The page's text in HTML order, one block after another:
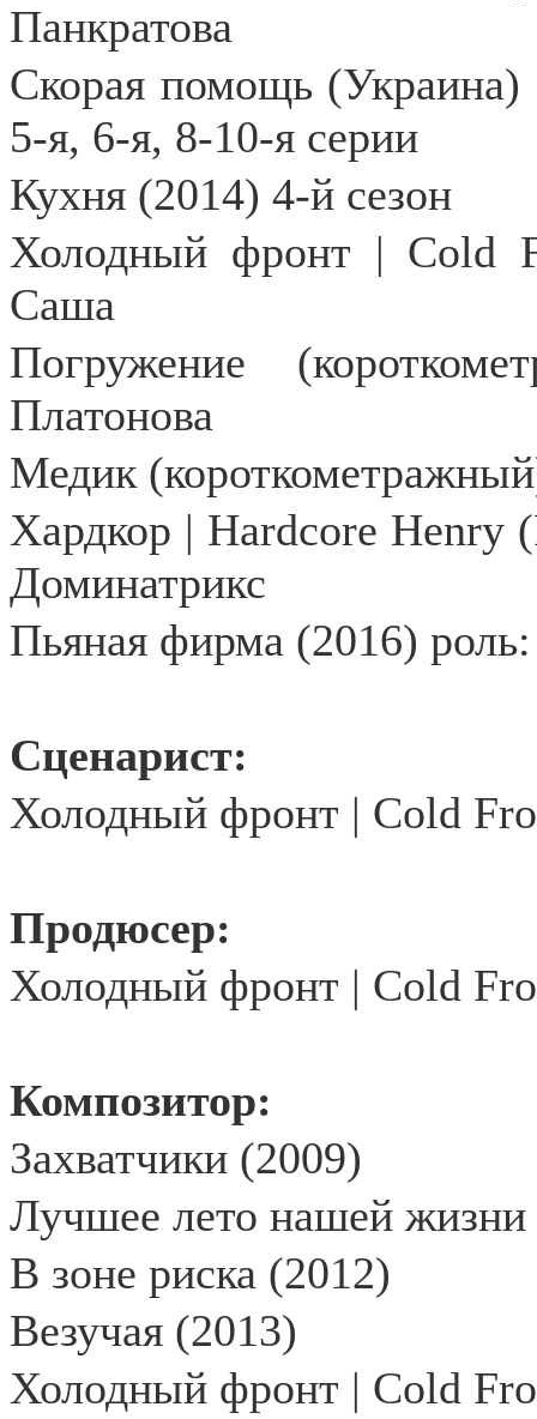
Панкратова
Скорая помощь
5-я, 6-я, 8-10-я серии
Кухня (2014) 4-й сезон
Холодный фронт | Cold
Саша
Погружение
Платонова
Медик
Хардкор | Hardcore Henry
Доминатрикс
Пьяная фирма (2016)
Сценарист:
Холодный фронт | Cold
Продюсер:
Холодный фронт | Cold
Композитор:
Захватчики (2009)
Лучшее лето нашей жизни
В зоне риска (2012)
Везучая (2013)
Холодный фронт | Cold